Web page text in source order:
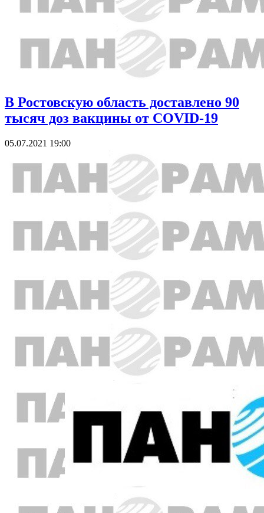
В Ростовскую область доставлено 90
тысяч доз вакцины от COVID-19
05.07.2021 19:00